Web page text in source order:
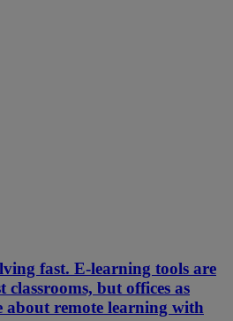
fast. E-learning tools are
but offices as
about remote learning with